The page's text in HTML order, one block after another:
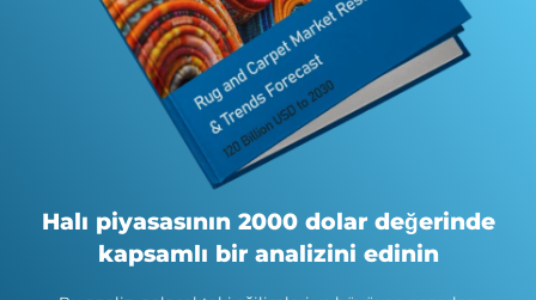
Halı piyasasının 2000 dolar değerinde
kapsamlı bir analizini edinin